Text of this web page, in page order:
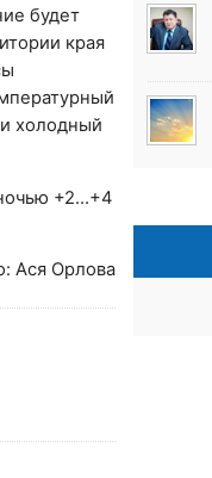
будет
края
холодный
+2…+4
Ася Орлова